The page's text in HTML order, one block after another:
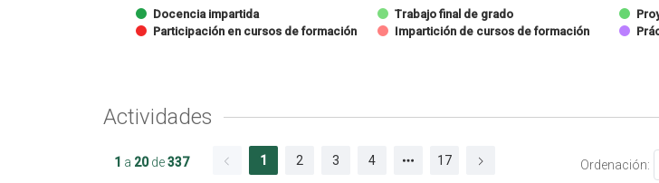
Docencia impartida Trabajo final de grado
Participación en cursos de formación
Impartición de cursos de formación
Actividades
1 a 20de337 1 2 3 4 17 Ordenación: